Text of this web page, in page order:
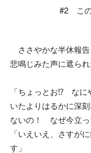
#2 この
ささやかな半休報告
悲鳴じみた声に遮られ
「ちょっとお⁉ な
いたよりはるかに深
ないの！ なぜ今立
「いえいえ、さすが
す」